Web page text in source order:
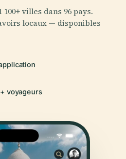
villes dans 96 pays.
locaux — disponibles
voyageurs